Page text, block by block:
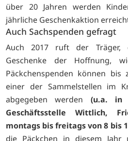
über 20 Jahren werden
jährliche Geschenkaktion
Auch Sachspenden gefragt
Auch 2017 ruft der Träger,
Geschenke der Hoffnung,
Päckchenspenden können
einer der Sammelstellen im
abgegeben werden (u.a. in
Geschäftsstelle Wittlich,
montags bis freitags von 8 bis
die Päckchen in diesem